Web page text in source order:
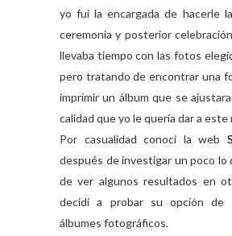
yo fui la encargada de hacerle
ceremonia y posterior
llevaba tiempo con las fotos
pero tratando de encontrar una
imprimir un álbum que se
calidad que yo le quería dar a
Por casualidad conocí la web
después de investigar un poco lo
de ver algunos resultados en
decidí a probar su opción de
álbumes fotográficos.